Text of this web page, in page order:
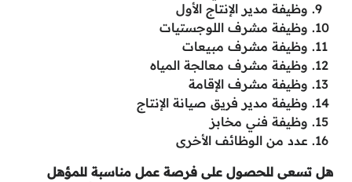
وظيفة مدير الإنتاج الأول
وظيفة مشرف اللوجستيات
وظيفة مشرف مبيعات
وظيفة مشرف معالجة المياه
وظيفة مشرف الإقامة
وظيفة مدير فريق صيانة الإنتاج
وظيفة فني مخابز
عدد من الوظائف الأخرى
هل تسعى للحصول على فرصة عمل مناسبة للمؤهل